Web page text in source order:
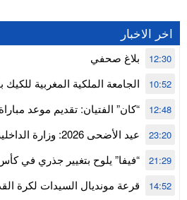
اخر الاخبار
بلاغ صحفي 12:30
الجامعة الملكية المغربية
للمجلس الأعلى للحسابات
10:52
“كان” الفتيان: تقديم موعد
إفريقيا
12:48
عيد الأضحى 2026:
استنفار” لتنظيمها
23:20
“فيفا” يلوح بتغيير جذري في كأس 21:29
14:52